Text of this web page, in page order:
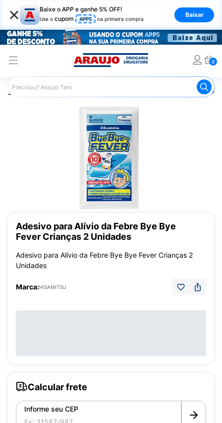
× Baixe o APP e ganhe 5% OFF!
Use o cupom APP5 na primeira compra
Baixar
0
Araujo Saúde e Bem Estar Monitores e Medidores de
Adesivo para Alívio da Febre Bye Bye
Fever Crianças 2 Unidades
Adesivo para Alívio da Febre Bye Bye Fever Crianças 2
Unidades
Marca:HISAMITSU
Calcular frete
Informe seu CEP